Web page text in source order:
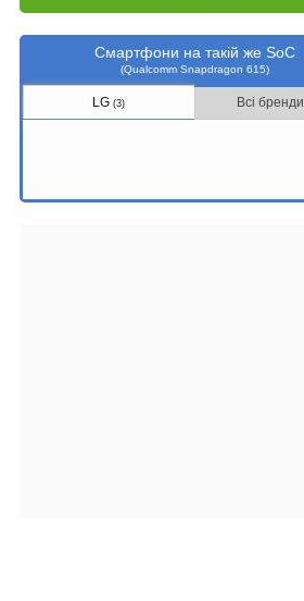
Смартфони на такій же SoC
(Qualcomm Snapdragon 615)
LG(3) Всі бренди